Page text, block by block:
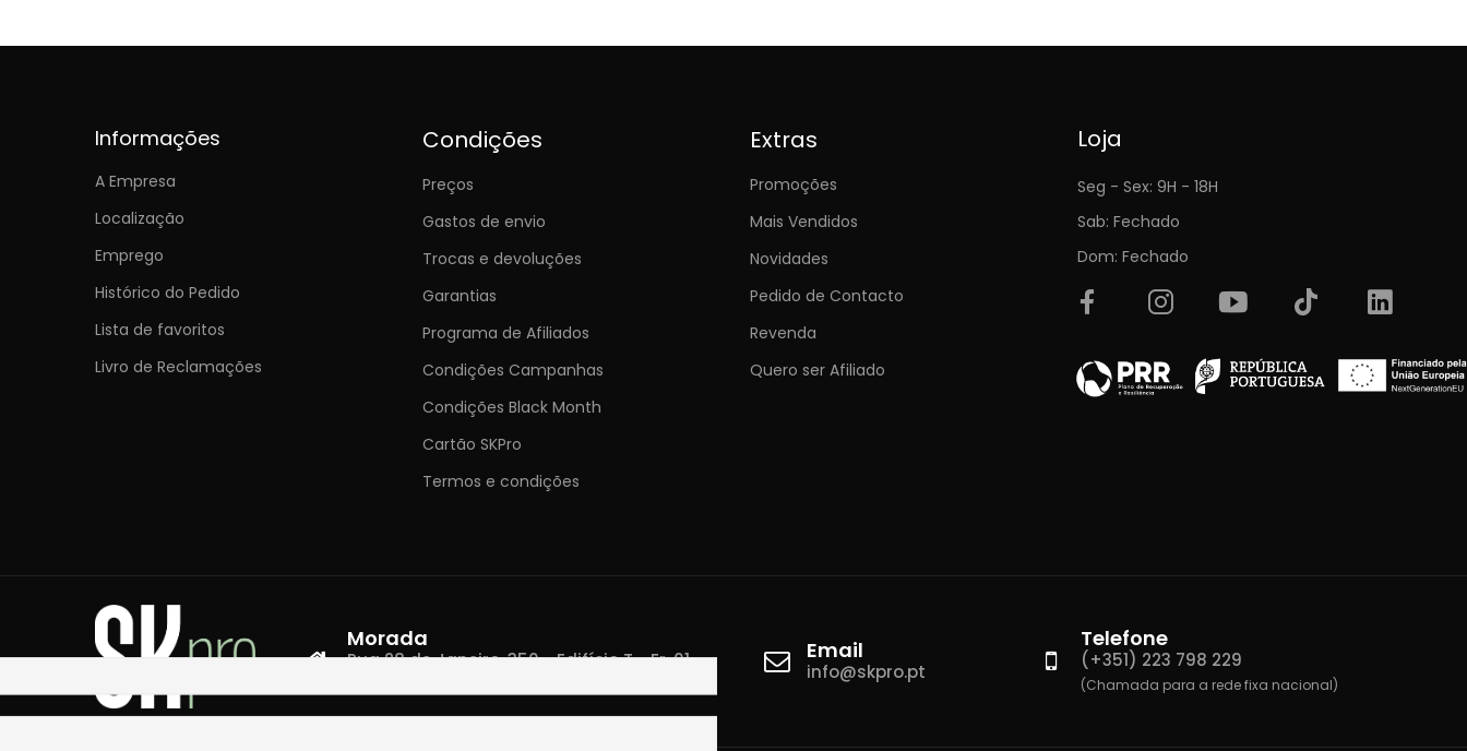
Informações
A Empresa
Localização
Emprego
Histórico do Pedido
Lista de favoritos
Livro de Reclamações
Condições
Preços
Gastos de envio
Trocas e devoluções
Garantias
Programa de Afiliados
Condições Campanhas
Condições Black Month
Cartão SKPro
Termos e condições
Extras
Promoções
Mais Vendidos
Novidades
Pedido de Contacto
Revenda
Quero ser Afiliado
Loja
Seg - Sex: 9H - 18H
Sab: Fechado
Dom: Fechado
Morada
Rua 28 de Janeiro, 350 - Edifício T - Fr. 01
Email
info@skpro.pt
Telefone
(+351) 223 798 229
(Chamada para a rede fixa nacional)